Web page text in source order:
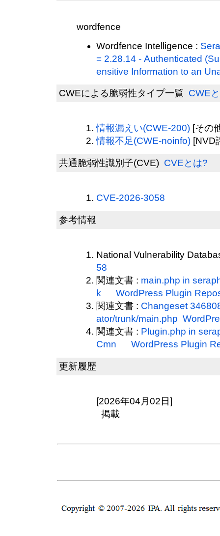
wordfence
Wordfence Intelligence :
= 2.28.14 - Authenticated
ensitive Information to an
CWEによる脆弱性タイプ一覧 CWE
情報漏えい(CWE-200) [その
情報不足(CWE-noinfo) [NVD
共通脆弱性識別子(CVE) CVEとは?
CVE-2026-3058
参考情報
National Vulnerability
58
関連文書 : main.php in
k WordPress Plugin
関連文書 : Changeset
ator/trunk/main.php
関連文書 : Plugin.php in
Cmn WordPress Plugin
更新履歴
[2026年04月02日]
掲載